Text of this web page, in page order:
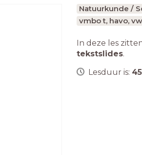
Natuurkunde /
vmbo t, havo,
In deze les
tekstslides.
Lesduur is: 45